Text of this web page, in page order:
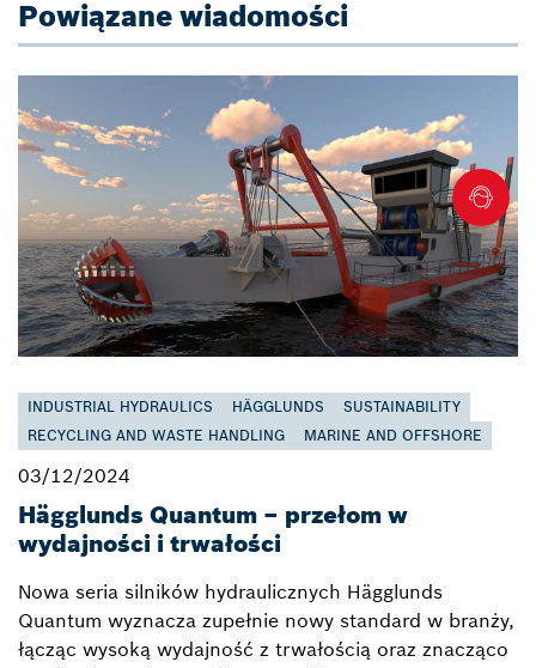
Powiązane wiadomości
INDUSTRIAL HYDRAULICS HÄGGLUNDS
SUSTAINABILITY
RECYCLING AND WASTE HANDLING
MARINE AND OFFSHORE
03/12/2024
Hägglunds Quantum – przełom w
wydajności i trwałości
Nowa seria silników hydraulicznych Hägglunds
Quantum wyznacza zupełnie nowy standard w branży,
łącząc wysoką wydajność z trwałością oraz znacząco